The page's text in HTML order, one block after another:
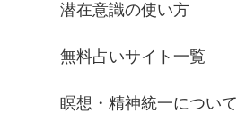
潜在意識の使い方
無料占いサイト一覧
瞑想・精神統一について